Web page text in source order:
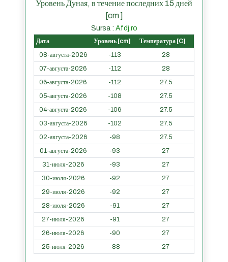
Уровень Дуная, в течение последних 15 дней
[cm ]
Sursa : Afdj.ro
Дата Уровень [cm]
Температура [C]
08-августа-2026
-113
28
07-августа-2026
-112
28
06-августа-2026
-112
27.5
05-августа-2026
-108
27.5
04-августа-2026
-106
27.5
03-августа-2026
-102
27.5
02-августа-2026
-98
27.5
01-августа-2026
-93
27
31-июля-2026
-93
27
30-июля-2026
-92
27
29-июля-2026
-92
27
28-июля-2026
-91
27
27-июля-2026
-91
27
26-июля-2026
-90
27
25-июля-2026
-88 27